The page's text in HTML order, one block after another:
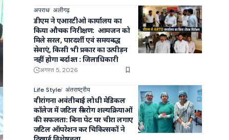
अपराध अलीगढ़
डीएम ने एआरटीओ कार्यालय का
किया औचक निरीक्षण: आमजन को
मिले सरल, पारदर्शी एवं समयबद्ध
सेवाएं, किसी भी प्रकार का उत्पीड़न
नहीं होगा बर्दाश्त : जिलाधिकारी
अगस्त 5, 2026
Life Style अंतराष्ट्रीय
वीरांगना अवंतीबाई लोधी मेडिकल
कॉलेज में जटिल स्त्री रोग शल्यक्रियाओं
की सफलता: बिना पेट पर चीरा लगाए
जटिल ऑपरेशन कर चिकित्सकों ने